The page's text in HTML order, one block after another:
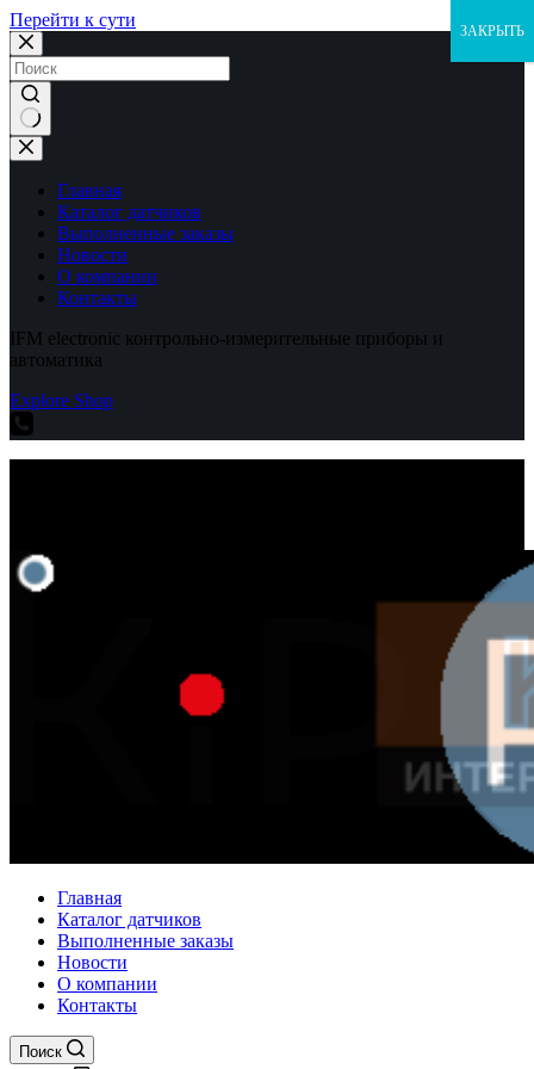
Перейти к сути
Ничего
не
найденоГлавная
Каталог датчиков
Выполненные заказы
Новости
О компании
Контакты
IFM electronic контрольно-измерительные приборы и
автоматика
Explore Shop
Главная
Каталог датчиков
Выполненные заказы
Новости
О компании
Контакты
Поиск
ЗАКРЫТЬ